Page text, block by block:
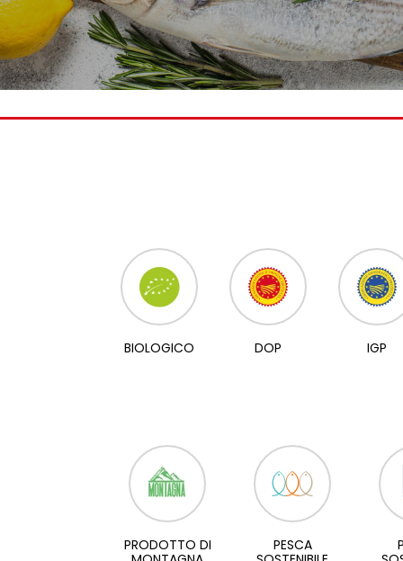
BIOLOGICO DOP IGP
PRODOTTO DI
PESCA